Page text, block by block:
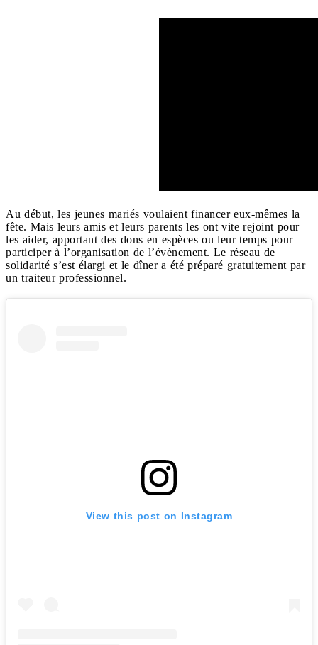
Au début, les jeunes mariés voulaient financer eux-mêmes la
fête. Mais leurs amis et leurs parents les ont vite rejoint pour
les aider, apportant des dons en espèces ou leur temps pour
participer à l’organisation de l’évènement. Le réseau de
solidarité s’est élargi et le dîner a été préparé gratuitement par
un traiteur professionnel.
View this post on Instagram